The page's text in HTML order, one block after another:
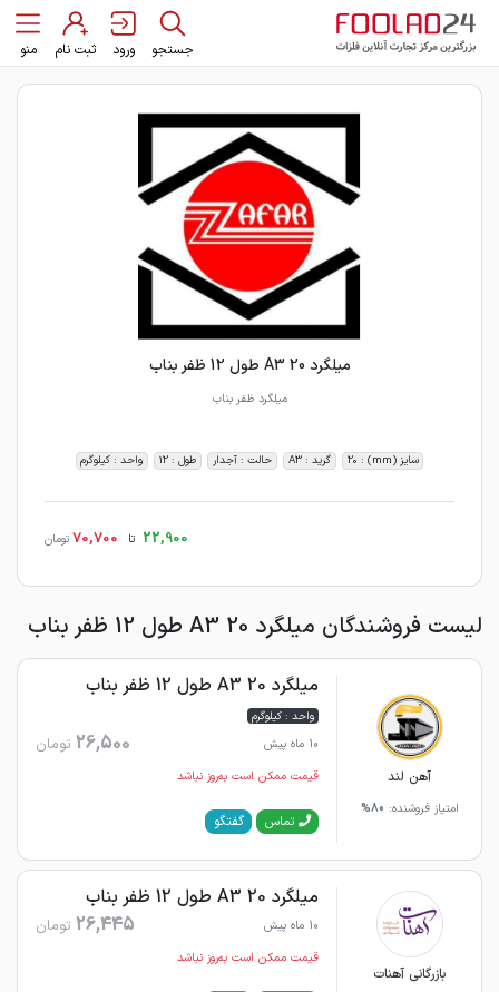
جستجو ورود ثبت نام منو
میلگرد 20 A3 طول 12 ظفر بناب
میلگرد ظفر بناب
سایز (mm) : 20 گرید : A3 حالت : آجدار طول : 12 واحد : کیلوگرم
22,900 تا 70,700 تومان
لیست فروشندگان میلگرد 20 A3 طول 12 ظفر بناب
آهن لند
امتیاز فروشنده: 80%
میلگرد 20 A3 طول 12 ظفر بناب
واحد : کیلوگرم
10 ماه پیش
26,500 تومان
قیمت ممکن است به‌روز نباشد
تماس گفتگو
بازرگانی آهنات
میلگرد 20 A3 طول 12 ظفر بناب
10 ماه پیش 26,445 تومان
قیمت ممکن است به‌روز نباشد